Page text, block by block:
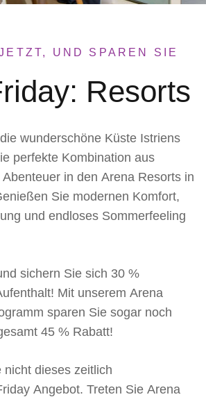
UND SPAREN SIE
Resorts
wunderschöne Küste Istriens
perfekte Kombination aus
in den Arena Resorts in
Sie modernen Komfort,
und endloses Sommerfeeling
sichern Sie sich 30 %
Mit unserem Arena
sparen Sie sogar noch
45 % Rabatt!
dieses zeitlich
Angebot. Treten Sie Arena